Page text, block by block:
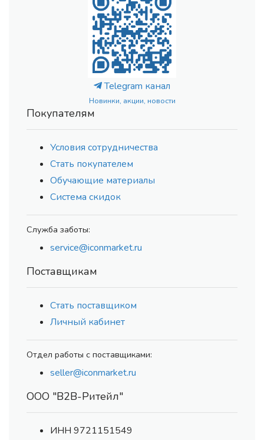
Telegram канал
Новинки, акции, новости
Покупателям
Условия сотрудничества
Стать покупателем
Обучающие материалы
Система скидок
Служба заботы:
service@iconmarket.ru
Поставщикам
Стать поставщиком
Личный кабинет
Отдел работы с поставщиками:
seller@iconmarket.ru
ООО "В2В-Ритейл"
ИНН 9721151549